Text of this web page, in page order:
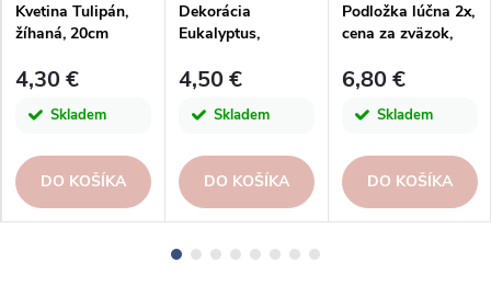
Kvetina Tulipán,
žíhaná, 20cm
4,30 €
Skladem
DO KOŠÍKA
Dekorácia
Eukalyptus,
23cm|DPI
4,50 €
Skladem
DO KOŠÍKA
Podložka lúčna 2x,
cena za zväzok,
plast, krémová,
6,80 €
Skladem
DO KOŠÍKA